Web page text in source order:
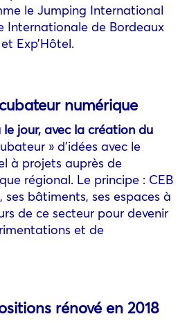
le Jumping International
Internationale de Bordeaux
Exp’Hôtel.
numérique
le jour, avec la création du
» d’idées avec le
à projets auprès de
régional. Le principe : CEB
ses bâtiments, ses espaces à
de ce secteur pour devenir
et de
rénové en 2018